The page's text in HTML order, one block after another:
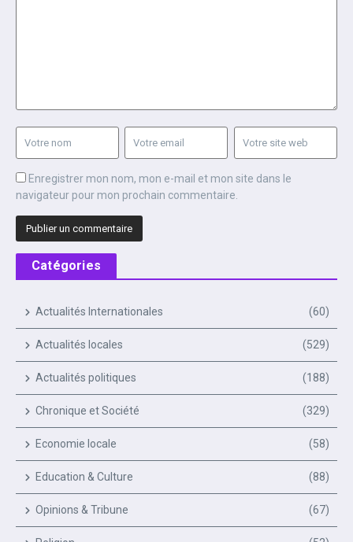
Enregistrer mon nom, mon e-mail et mon site dans le
navigateur pour mon prochain commentaire.
Catégories
Actualités Internationales (60)
Actualités locales (529)
Actualités politiques (188)
Chronique et Société (329)
Economie locale (58)
Education & Culture (88)
Opinions & Tribune (67)